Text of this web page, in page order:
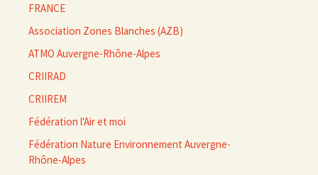
FRANCE
Association Zones Blanches (AZB)
ATMO Auvergne-Rhône-Alpes
CRIIRAD
CRIIREM
Fédération l'Air et moi
Fédération Nature Environnement Auvergne-
Rhône-Alpes